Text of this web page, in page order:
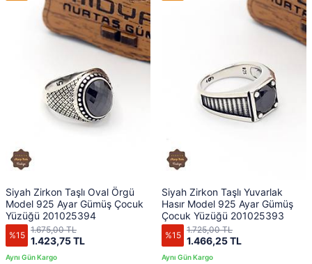
Siyah Zirkon Taşlı Oval Örgü
Model 925 Ayar Gümüş Çocuk
Yüzüğü 201025394
%15 1.423,75 TL
1.675,00 TL
Siyah Zirkon Taşlı Yuvarlak
Hasır Model 925 Ayar Gümüş
Çocuk Yüzüğü 201025393
%15 1.466,25 TL
1.725,00 TL